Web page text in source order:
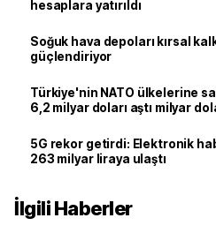
hesaplara yatırıldı
Soğuk hava depoları kırsal
güçlendiriyor
Türkiye'nin NATO ülkelerine
6,2 milyar doları aştı milyar
5G rekor getirdi: Elektronik
263 milyar liraya ulaştı
İlgili Haberler